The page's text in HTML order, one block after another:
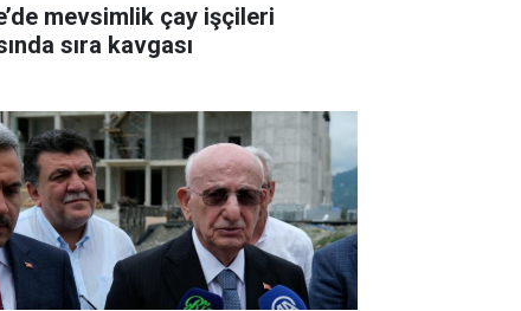
mevsimlik çay işçileri
sıra kavgası